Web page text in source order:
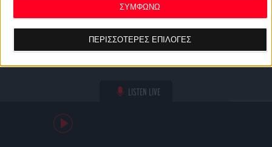
ανακαλέσετε τη συγκατάθεσή σας ανά πάσα στιγμή
επιστρέφοντας σε αυτόν τον ιστότοπο και κάνοντας κλικ στο
κουμπί "Απορρήτου" στο κάτω μέρος της ιστοσελίδας.
ΠΕΡΙΣΣΟΤΕΡΕΣ ΕΠΙΛΟΓΕΣ
ΣΥΜΦΩΝΩ
LISTEN LIVE